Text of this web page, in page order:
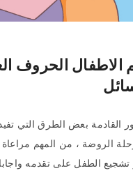
الاطفال الحروف
القادمة بعض الطرق التي
الروضة ، من المهم مراعاة
الطفل على تقدمه